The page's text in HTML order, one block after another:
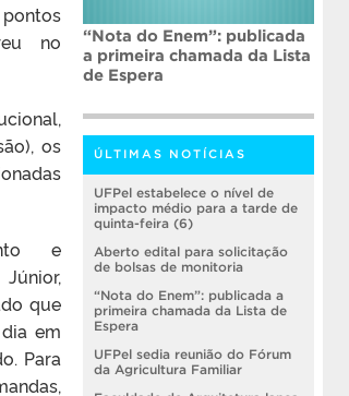
no
os
e
que
em
Para
“Nota do Enem”: publicada
a primeira chamada da Lista
de Espera
ÚLTIMAS NOTÍCIAS
UFPel estabelece o nível de
impacto médio para a tarde de
quinta-feira (6)
Aberto edital para solicitação
de bolsas de monitoria
“Nota do Enem”: publicada a
primeira chamada da Lista de
Espera
UFPel sedia reunião do Fórum
da Agricultura Familiar